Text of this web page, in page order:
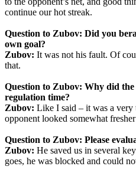
continue our hot streak.
Question to Zubov: Did you
own goal?
Zubov: It was not his fault. Of
that.
Question to Zubov: Why did
regulation time?
Zubov: Like I said – it was a very
opponent looked somewhat
Question to Zubov: Please
Zubov: He saved us in several
goes, he was blocked and could